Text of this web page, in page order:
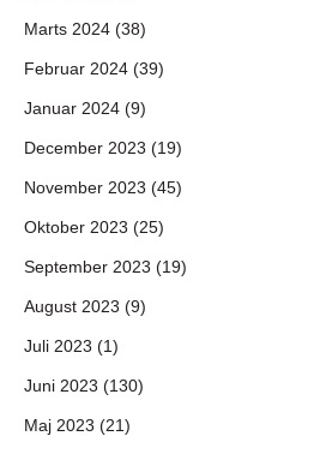
Marts 2024 (38)
Februar 2024 (39)
Januar 2024 (9)
December 2023 (19)
November 2023 (45)
Oktober 2023 (25)
September 2023 (19)
August 2023 (9)
Juli 2023 (1)
Juni 2023 (130)
Maj 2023 (21)